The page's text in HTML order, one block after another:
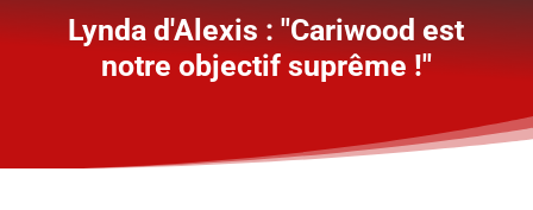
Lynda d'Alexis : "Cariwood est
notre objectif suprême !"